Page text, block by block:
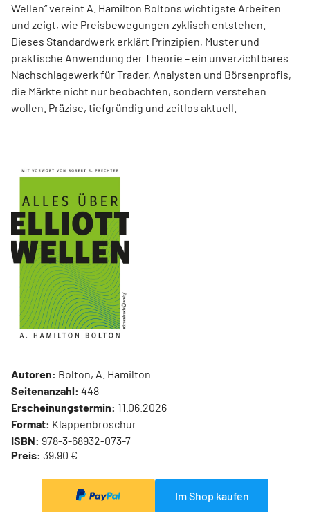
Wellen“ vereint A. Hamilton Boltons wichtigste Arbeiten
und zeigt, wie Preisbewegungen zyklisch entstehen.
Dieses Standardwerk erklärt Prinzipien, Muster und
praktische Anwendung der Theorie – ein unverzichtbares
Nachschlagewerk für Trader, Analysten und Börsenprofis,
die Märkte nicht nur beobachten, sondern verstehen
wollen. Präzise, tiefgründig und zeitlos aktuell.
Autoren: Bolton, A. Hamilton
Seitenanzahl: 448
Erscheinungstermin: 11.06.2026
Format: Klappenbroschur
ISBN: 978-3-68932-073-7
Preis: 39,90 €
Im Shop kaufen